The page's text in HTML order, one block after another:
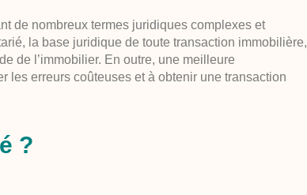
de nombreux termes juridiques complexes et
la base juridique de toute transaction immobilière,
de l’immobilier. En outre, une meilleure
les erreurs coûteuses et à obtenir une transaction
?